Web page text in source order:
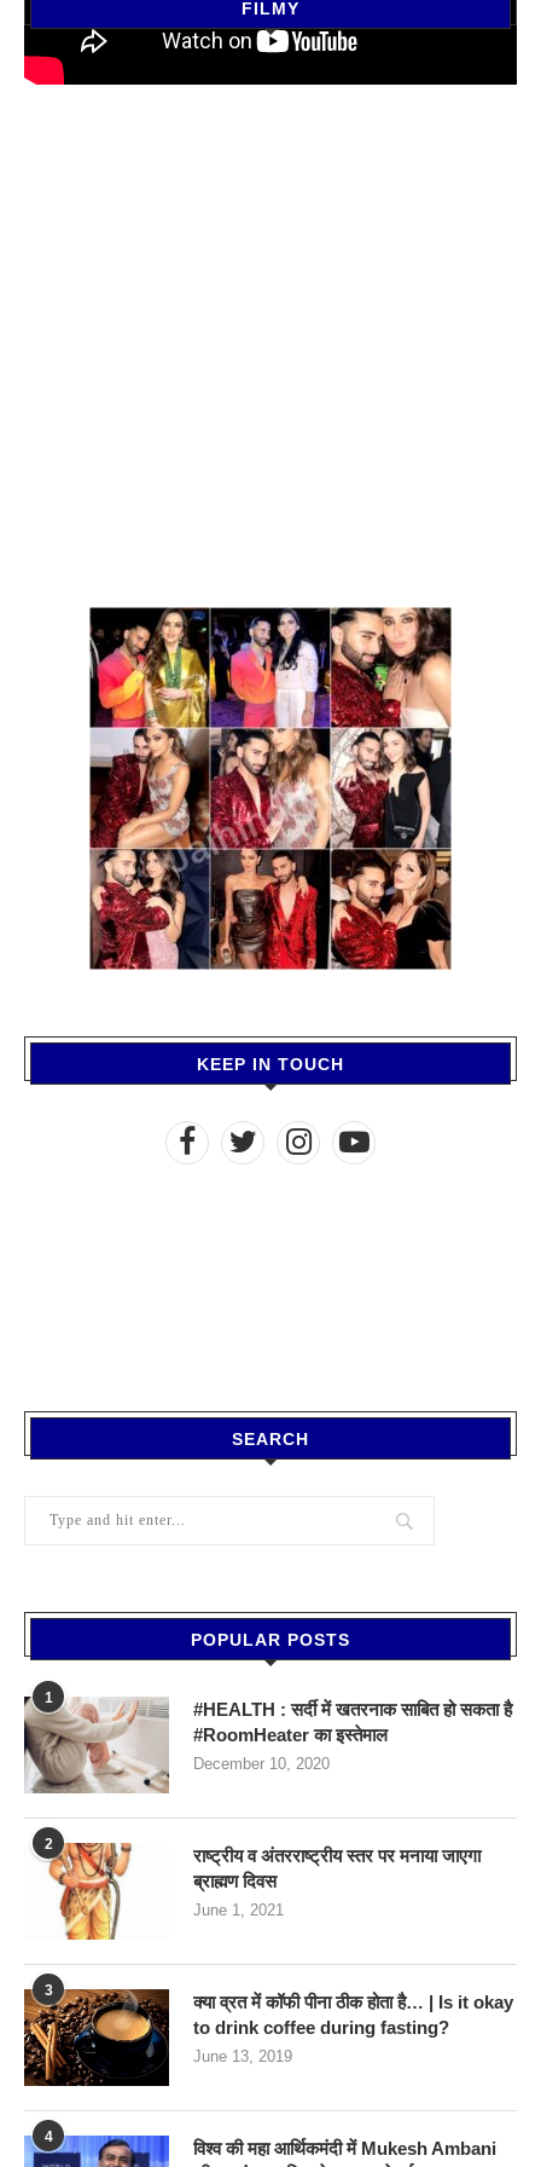
FILMY
KEEP IN TOUCH
SEARCH
POPULAR POSTS
1
#HEALTH : सर्दी में खतरनाक साबित हो सकता है
#RoomHeater का इस्तेमाल
December 10, 2020
2
राष्ट्रीय व अंतरराष्ट्रीय स्तर पर मनाया जाएगा
ब्राह्मण दिवस
June 1, 2021
3
क्या व्रत में कॉफी पीना ठीक होता है… | Is it okay
to drink coffee during fasting?
June 13, 2019
4
विश्व की महा आर्थिकमंदी में Mukesh Ambani